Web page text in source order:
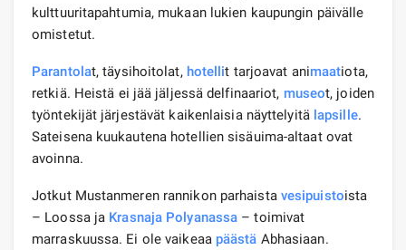
kulttuuritapahtumia, mukaan lukien kaupungin päivälle
omistetut.
Parantolat, täysihoitolat, hotellit tarjoavat animaatiota,
retkiä. Heistä ei jää jäljessä delfinaariot, museot, joiden
työntekijät järjestävät kaikenlaisia ​​näyttelyitä lapsille.
Sateisena kuukautena hotellien sisäuima-altaat ovat
avoinna.
Jotkut Mustanmeren rannikon parhaista vesipuistoista
– Loossa ja Krasnaja Polyanassa – toimivat
marraskuussa. Ei ole vaikeaa päästä Abhasiaan.